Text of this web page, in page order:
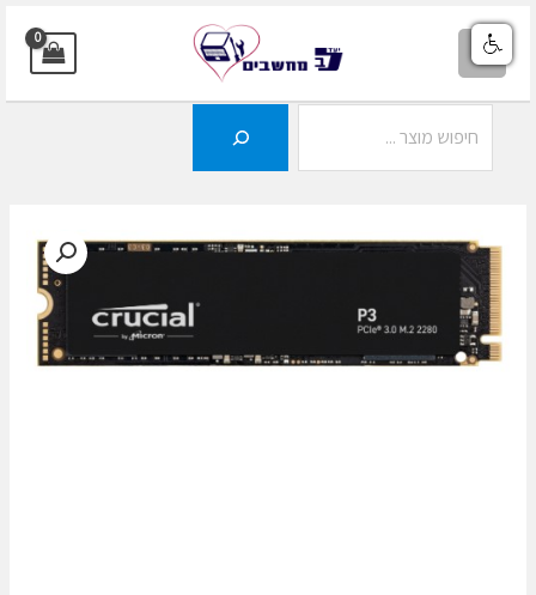
דילוג
לתוכן
MAIN